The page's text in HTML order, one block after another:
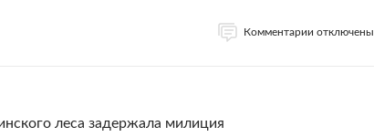
Комментарии отключены
леса задержала милиция